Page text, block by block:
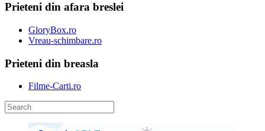
Prieteni din afara breslei
GloryBox.ro
Vreau-schimbare.ro
Prieteni din breasla
Filme-Carti.ro